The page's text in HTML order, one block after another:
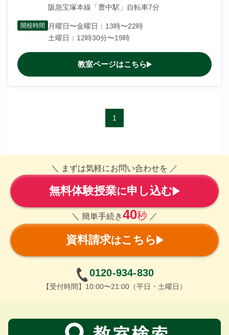
阪急宝塚本線「豊中駅」自転車7分
開校時間
月曜日〜金曜日：13時〜22時
土曜日：12時30分〜19時
教室ページはこちら
1
＼ まずは気軽にお問い合わせを ／
無料体験授業に申し込む
＼ 簡単手続き40秒 ／
資料請求はこちら
0120-934-830
【受付時間】10:00〜21:00（平日・土曜日）